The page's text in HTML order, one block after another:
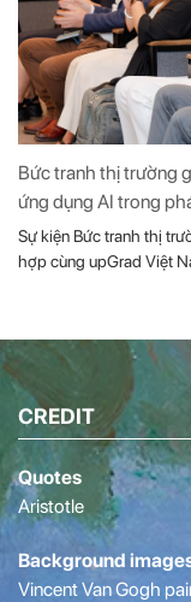
Bức tranh thị trường
ứng dụng AI trong
Sự kiện Bức tranh thị
hợp cùng upGrad Việt
CREDIT
Quotes
Aristotle
Background
Vincent Van Gogh